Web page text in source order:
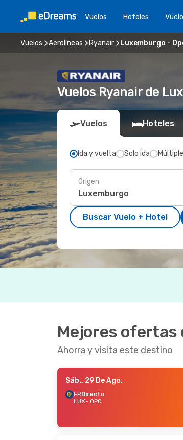
Vuelos Hoteles
Vuelos Aerolíneas Ryanair Luxemburgo -
Vuelos Ryanair de
Vuelos Hoteles
Ida y vuelta Solo ida
Origen
Buscar Vuelo + Hotel
Mejores ofertas
Ahorra y visita este destino
Sáb., 29 De Ago.
FRDirecto
LUX- OPO